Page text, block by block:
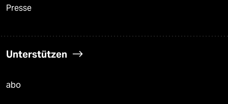
Presse
Unterstützen
abo